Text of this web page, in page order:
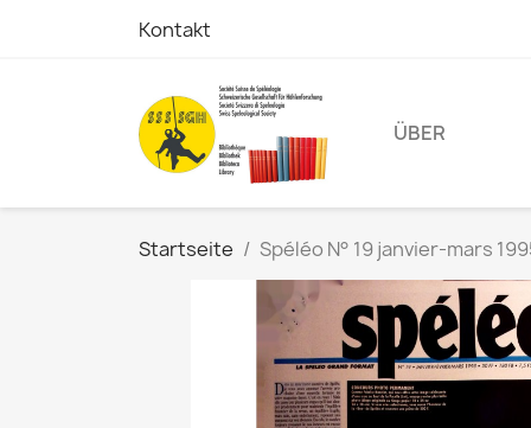
Kontakt
ÜBER
Startseite Spéléo N° 19 janvier-mars